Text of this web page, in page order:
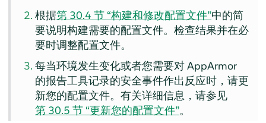
根据第 30.4 节 “构建和修改配置文件”中的简
要说明构建需要的配置文件。检查结果并在必
要时调整配置文件。
每当环境发生变化或者您需要对AppArmor
的报告工具记录的安全事件作出反应时，请更
新您的配置文件。有关详细信息，请参见
第 30.5 节 “更新您的配置文件”。